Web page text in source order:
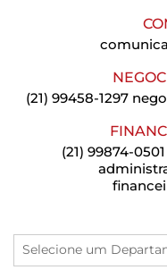
(21) 99458-1297
(21) 99874-